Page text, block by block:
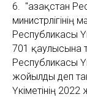
6. "Қазақстан
министрлігінің
Республикасы
701 қаулысына
Республикасы
жойылды деп
Үкіметінің